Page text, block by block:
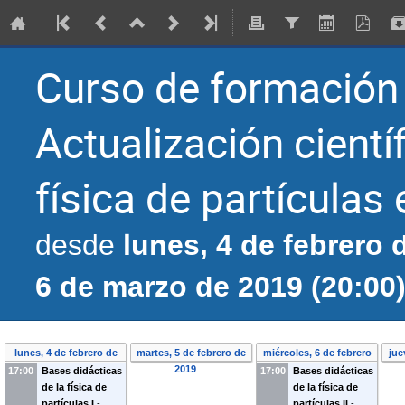
Curso de formación
Actualización
física de partículas
desde lunes, 4 de febrero
6 de marzo de 2019 (20:00)
lunes, 4 de febrero de
2019
17:00
Bases didácticas
de la física de
martes, 5 de febrero de
2019
miércoles, 6 de febrero
de 2019
17:00
Bases didácticas
de la física de